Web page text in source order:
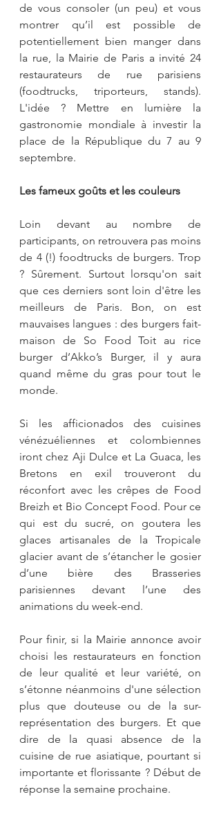
de vous consoler (un peu) et vous
montrer qu’il est possible de
potentiellement bien manger dans
la rue, la Mairie de Paris a invité 24
restaurateurs de rue parisiens
(foodtrucks, triporteurs, stands).
L'idée ? Mettre en lumière la
gastronomie mondiale à investir la
place de la République du 7 au 9
septembre.
Les fameux goûts et les couleurs
Loin devant au nombre de
participants, on retrouvera pas moins
de 4 (!) foodtrucks de burgers. Trop
? Sûrement. Surtout lorsqu'on sait
que ces derniers sont loin d'être les
meilleurs de Paris. Bon, on est
mauvaises langues : des burgers fait-
maison de So Food Toit au rice
burger d’Akko’s Burger, il y aura
quand même du gras pour tout le
monde.
Si les afficionados des cuisines
vénézuéliennes et colombiennes
iront chez Aji Dulce et La Guaca, les
Bretons en exil trouveront du
réconfort avec les crêpes de Food
Breizh et Bio Concept Food. Pour ce
qui est du sucré, on goutera les
glaces artisanales de la Tropicale
glacier avant de s’étancher le gosier
d’une bière des Brasseries
parisiennes devant l’une des
animations du week-end.
Pour finir, si la Mairie annonce avoir
choisi les restaurateurs en fonction
de leur qualité et leur variété, on
s’étonne néanmoins d'une sélection
plus que douteuse ou de la sur-
représentation des burgers. Et que
dire de la quasi absence de la
cuisine de rue asiatique, pourtant si
importante et florissante ? Début de
réponse la semaine prochaine.